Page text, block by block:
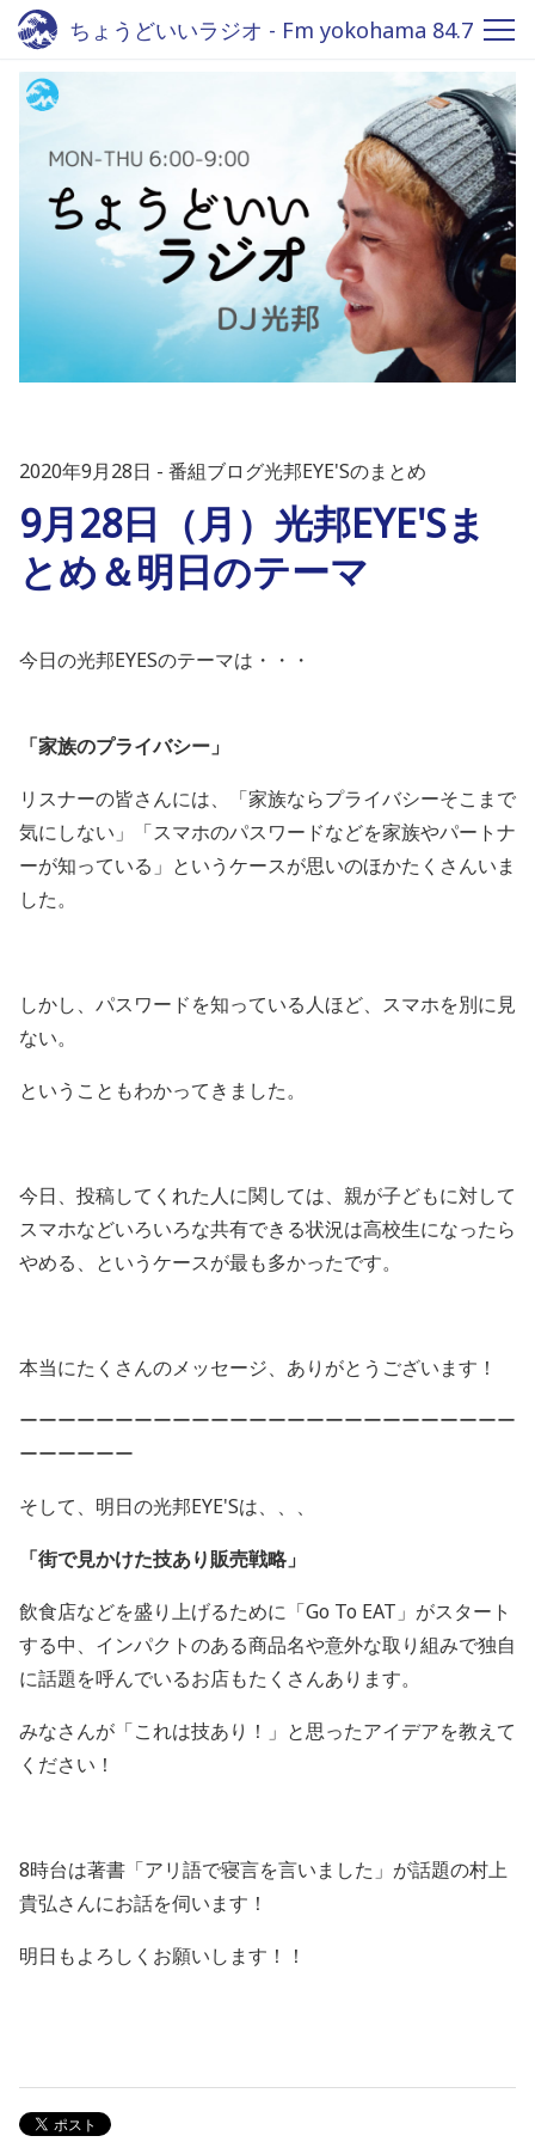
ちょうどいいラジオ - Fm yokohama 84.7
2020年9月28日 番組ブログ光邦EYE'Sのまとめ
9月28日（月）光邦EYE'Sま
とめ＆明日のテーマ
今日の光邦EYESのテーマは・・・
「家族のプライバシー 」
リスナーの皆さんには、「家族ならプライバシーそこまで
気にしない」「スマホのパスワードなどを家族やパートナ
ーが知っている」というケースが思いのほかたくさんいま
した。
しかし、パスワードを知っている人ほど、スマホを別に見
ない。
ということもわかってきました。
今日、投稿してくれた人に関しては、親が子どもに対して
スマホなどいろいろな共有できる状況は高校生になったら
やめる、というケースが最も多かったです。
本当にたくさんのメッセージ、ありがとうございます！
ーーーーーーーーーーーーーーーーーーーーーーーーーー
ーーーーーー
そして、明日の光邦EYE'Sは、、、
「街で見かけた技あり販売戦略」
飲食店などを盛り上げるために「Go To EAT 」がスタート
する中、インパクトのある商品名や意外な取り組みで独自
に話題を呼んでいるお店もたくさんあります。
みなさんが「これは技あり！」と思ったアイデアを教えて
ください！
8時台は著書「アリ語で寝言を言いました」が話題の村上
貴弘さんにお話を伺います！
明日もよろしくお願いします！！